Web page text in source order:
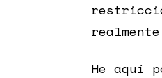
He aquí